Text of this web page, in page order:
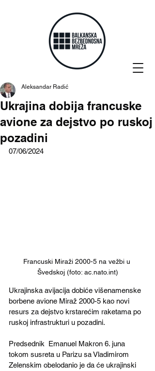
Ukrajina dobija francuske
avione za dejstvo po ruskoj
pozadini
Aleksandar Radić
07/06/2024
Francuski Miraži 2000-5 na vežbi u
Švedskoj (foto: ac.nato.int)
Ukrajinska avijacija dobiće višenamenske
borbene avione Miraž 2000-5 kao novi
resurs za dejstvo krstarećim raketama po
ruskoj infrastrukturi u pozadini.
Predsednik  Emanuel Makron 6. juna
tokom susreta u Parizu sa Vladimirom
Zelenskim obelodanio je da će ukrajinski